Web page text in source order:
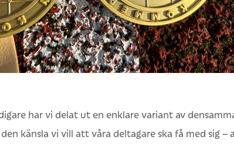
har vi delat ut en enklare variant av
känsla vi vill att våra deltagare ska få med sig